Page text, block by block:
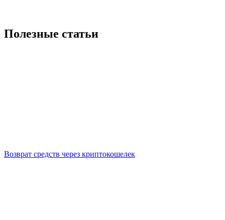
Полезные статьи
Возврат средств через криптокошелек